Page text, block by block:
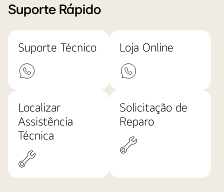
Suporte Rápido
Suporte Técnico Loja Online
Localizar
Assistência
Técnica
Solicitação de
Reparo